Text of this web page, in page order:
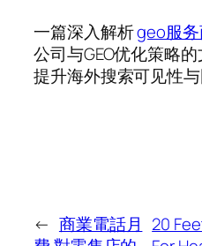
一篇深入解析geo服
公司与GEO优化策略
提升海外搜索可见性与
← 商業電話月 20